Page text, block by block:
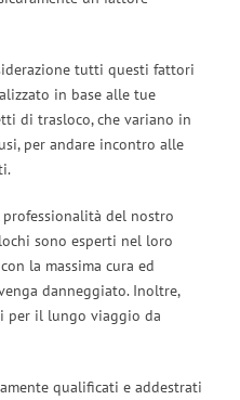
tutti questi fattori
in base alle tue
di trasloco, che variano in
per andare incontro alle
del nostro
sono esperti nel loro
la massima cura ed
danneggiato. Inoltre,
per il lungo viaggio da
qualificati e addestrati